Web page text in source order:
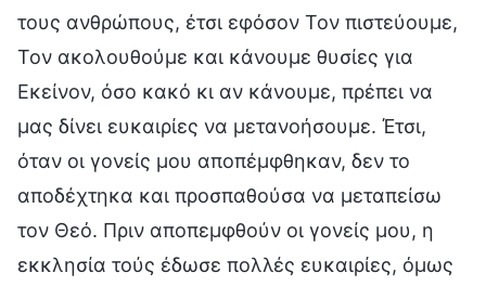
τους ανθρώπους, έτσι εφόσον Τον πιστεύουμε,
Τον ακολουθούμε και κάνουμε θυσίες για
Εκείνον, όσο κακό κι αν κάνουμε, πρέπει να
μας δίνει ευκαιρίες να μετανοήσουμε. Έτσι,
όταν οι γονείς μου αποπέμφθηκαν, δεν το
αποδέχτηκα και προσπαθούσα να μεταπείσω
τον Θεό. Πριν αποπεμφθούν οι γονείς μου, η
εκκλησία τούς έδωσε πολλές ευκαιρίες, όμως